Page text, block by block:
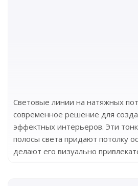
Световые линии на натяжных
современное решение для
эффектных интерьеров. Эти
полосы света придают потолку
делают его визуально